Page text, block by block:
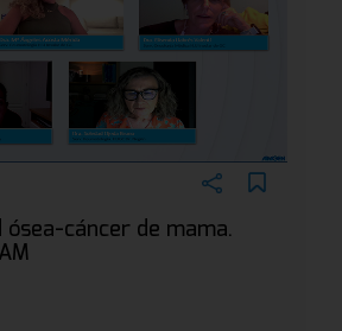
ósea-cáncer de mama.